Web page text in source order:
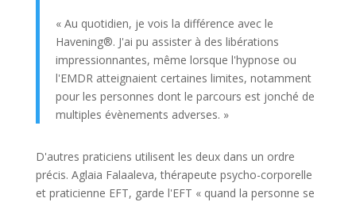
« Au quotidien, je vois la différence avec le
Havening®. J'ai pu assister à des libérations
impressionnantes, même lorsque l'hypnose ou
l'EMDR atteignaient certaines limites, notamment
pour les personnes dont le parcours est jonché de
multiples évènements adverses. »
D'autres praticiens utilisent les deux dans un ordre
précis. Aglaia Falaaleva, thérapeute psycho-corporelle
et praticienne EFT, garde l'EFT « quand la personne se